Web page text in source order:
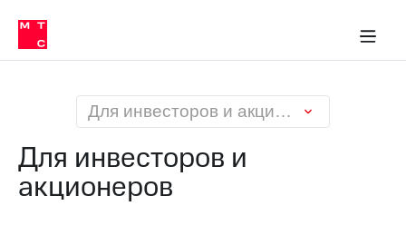
Медиа-центр
и акционерам
Устойчивое развитие
Комплаенс и деловая этика
компании
Стратегия
Карьера
История
компании
Карьера
в МТС
Пресс-
Для инвесторов и акционеров
Для инвесторов и
акционеров